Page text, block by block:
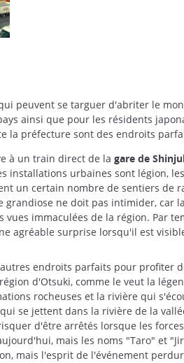
peuvent se targuer d'abriter le
ainsi que pour les résidents
la préfecture sont des endroits
à un train direct de la gare de
installations urbaines sont légion,
un certain nombre de sentiers de
grandiose ne doit pas intimider,
immaculées de la région. Par
agréable surprise lorsqu'il est
endroits parfaits pour profiter
d'Otsuki, comme le veut la
rocheuses et la rivière qui
se jettent dans la rivière de la
d'être arrêtés lorsque les
mais les noms "Taro" et
mais l'esprit de l'événement